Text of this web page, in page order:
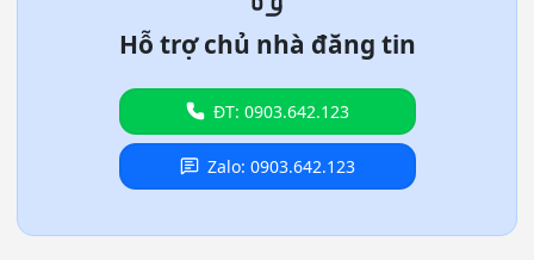
Hỗ trợ chủ nhà đăng tin
ĐT: 0903.642.123
Zalo: 0903.642.123